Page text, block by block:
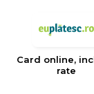
mobilier.
sunt valorile
de la infiintarea
Card online,
rate